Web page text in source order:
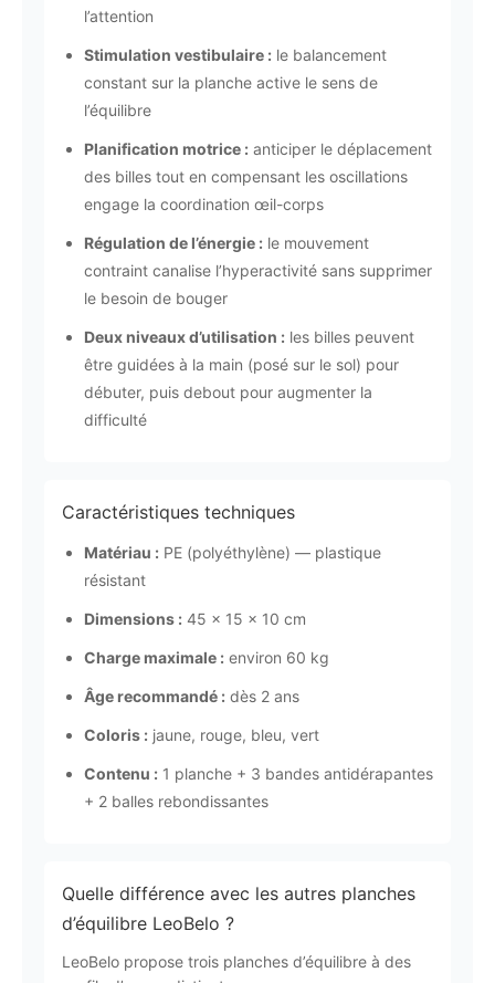
l’attention
Stimulation vestibulaire : le balancement
constant sur la planche active le sens de
l’équilibre
Planification motrice : anticiper le déplacement
des billes tout en compensant les oscillations
engage la coordination œil-corps
Régulation de l’énergie : le mouvement
contraint canalise l’hyperactivité sans supprimer
le besoin de bouger
Deux niveaux d’utilisation : les billes peuvent
être guidées à la main (posé sur le sol) pour
débuter, puis debout pour augmenter la
difficulté
Caractéristiques techniques
Matériau : PE (polyéthylène) — plastique
résistant
Dimensions : 45 × 15 × 10 cm
Charge maximale : environ 60 kg
Âge recommandé : dès 2 ans
Coloris : jaune, rouge, bleu, vert
Contenu : 1 planche + 3 bandes antidérapantes
+ 2 balles rebondissantes
Quelle différence avec les autres planches
d’équilibre LeoBelo ?
LeoBelo propose trois planches d’équilibre à des